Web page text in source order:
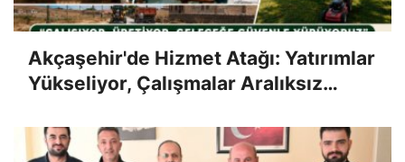
Akçaşehir'de Hizmet Atağı: Yatırımlar
Yükseliyor, Çalışmalar Aralıksız